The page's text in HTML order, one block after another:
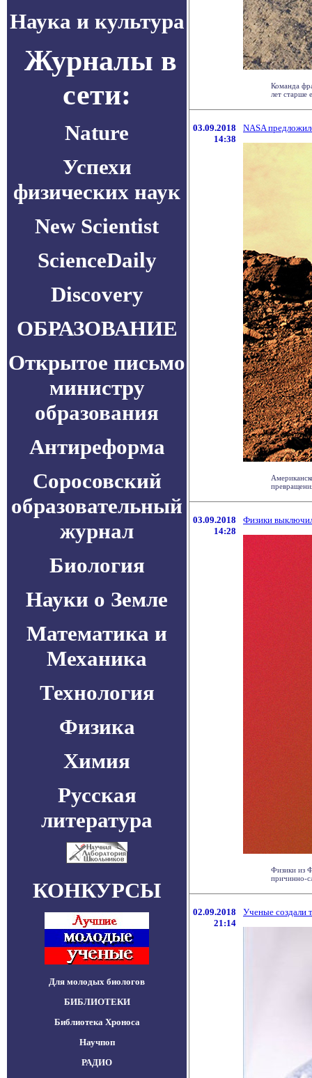
Наука и культура
Журналы в
сети:
Nature
Успехи
физических наук
New Scientist
ScienceDaily
Discovery
ОБРАЗОВАНИЕ
Открытое письмо
министру
образования
Антиреформа
Соросовский
образовательный
журнал
Биология
Науки о Земле
Математика и
Механика
Технология
Физика
Химия
Русская
литература
КОНКУРСЫ
Для молодых биологов
БИБЛИОТЕКИ
Библиотека Хроноса
Научпоп
РАДИО
Команда
лет старше
03.09.2018
14:38
NASA
03.09.2018
14:28
Физики
Физики из
причинно-
02.09.2018
21:14
Ученые создали